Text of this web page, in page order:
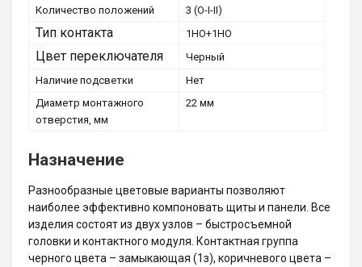
Количество положений 3 (O-I-II)
Тип контакта 1НО+1НО
Цвет переключателя
Черный
Наличие подсветки
Нет
Диаметр монтажного
отверстия, мм
22 мм
Назначение
Разнообразные цветовые варианты позволяют
наиболее эффективно компоновать щиты и панели. Все
изделия состоят из двух узлов – быстросъемной
головки и контактного модуля. Контактная группа
черного цвета – замыкающая (1з), коричневого цвета –